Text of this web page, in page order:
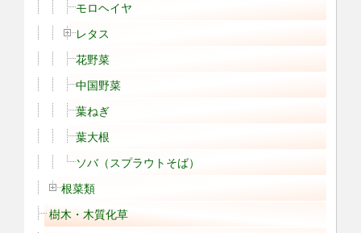
モロヘイヤ
レタス
花野菜
中国野菜
葉ねぎ
葉大根
ソバ（スプラウトそば）
根菜類
樹木・木質化草